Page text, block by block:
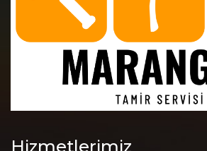
Hizmetlerimiz